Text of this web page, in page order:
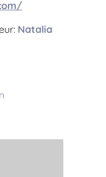
Natalia